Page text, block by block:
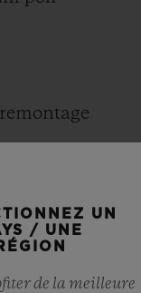
UN
/ UNE
de la meilleure